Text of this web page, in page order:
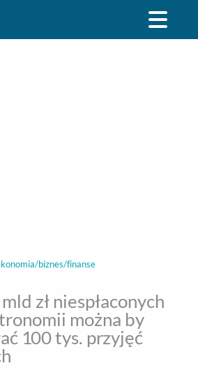
biznes/finanse
zł niespłaconych
można by
100 tys. przyjęć